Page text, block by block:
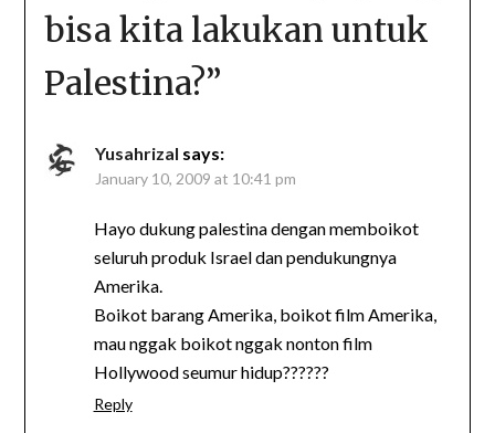
bisa kita lakukan untuk
Palestina?”
Yusahrizal says:
January 10, 2009 at 10:41 pm
Hayo dukung palestina dengan memboikot
seluruh produk Israel dan pendukungnya
Amerika.
Boikot barang Amerika, boikot film Amerika,
mau nggak boikot nggak nonton film
Hollywood seumur hidup??????
Reply